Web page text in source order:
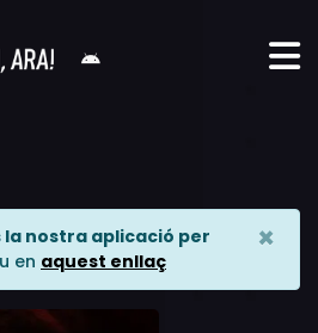
nostra aplicació per
en aquest enllaç
×